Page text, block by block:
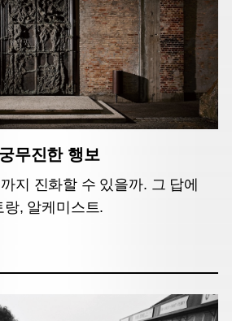
무진한 행보
지 진화할 수 있을까. 그 답에
, 알케미스트.